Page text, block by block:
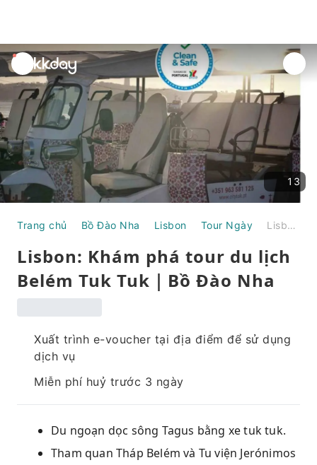
unread
notifications
13
Trang chủ Bồ Đào Nha Lisbon Tour Ngày Lisbon: Khám phá tour du lịch Belém Tuk Tuk｜Bồ Đào Nha
Lisbon: Khám phá tour du lịch
Belém Tuk Tuk｜Bồ Đào Nha
Xuất trình e-voucher tại địa điểm để sử dụng
dịch vụ
Miễn phí huỷ trước 3 ngày
Du ngoạn dọc sông Tagus bằng xe tuk tuk.
Tham quan Tháp Belém và Tu viện Jerónimos